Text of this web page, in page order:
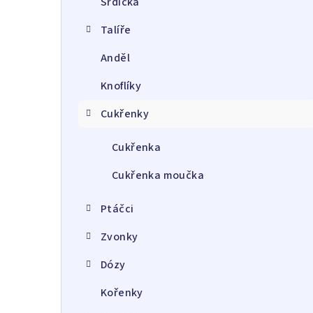
Talíře
Anděl
Knoflíky
Cukřenky
Cukřenka
Cukřenka moučka
Ptáčci
Zvonky
Dózy
Kořenky